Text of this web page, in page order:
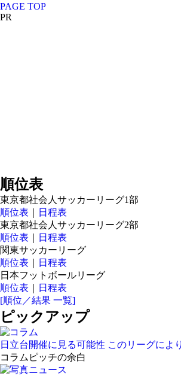
PAGE TOP
PR
順位表
東京都社会人サッカーリーグ1部
順位表
日程表
東京都社会人サッカーリーグ2部
順位表
日程表
関東サッカーリーグ
順位表
日程表
日本フットボールリーグ
順位表
日程表
[順位／結果 一覧]
ピックアップ
日立台開催に見る可能性 このリーグによ
コラム ピッチの余白